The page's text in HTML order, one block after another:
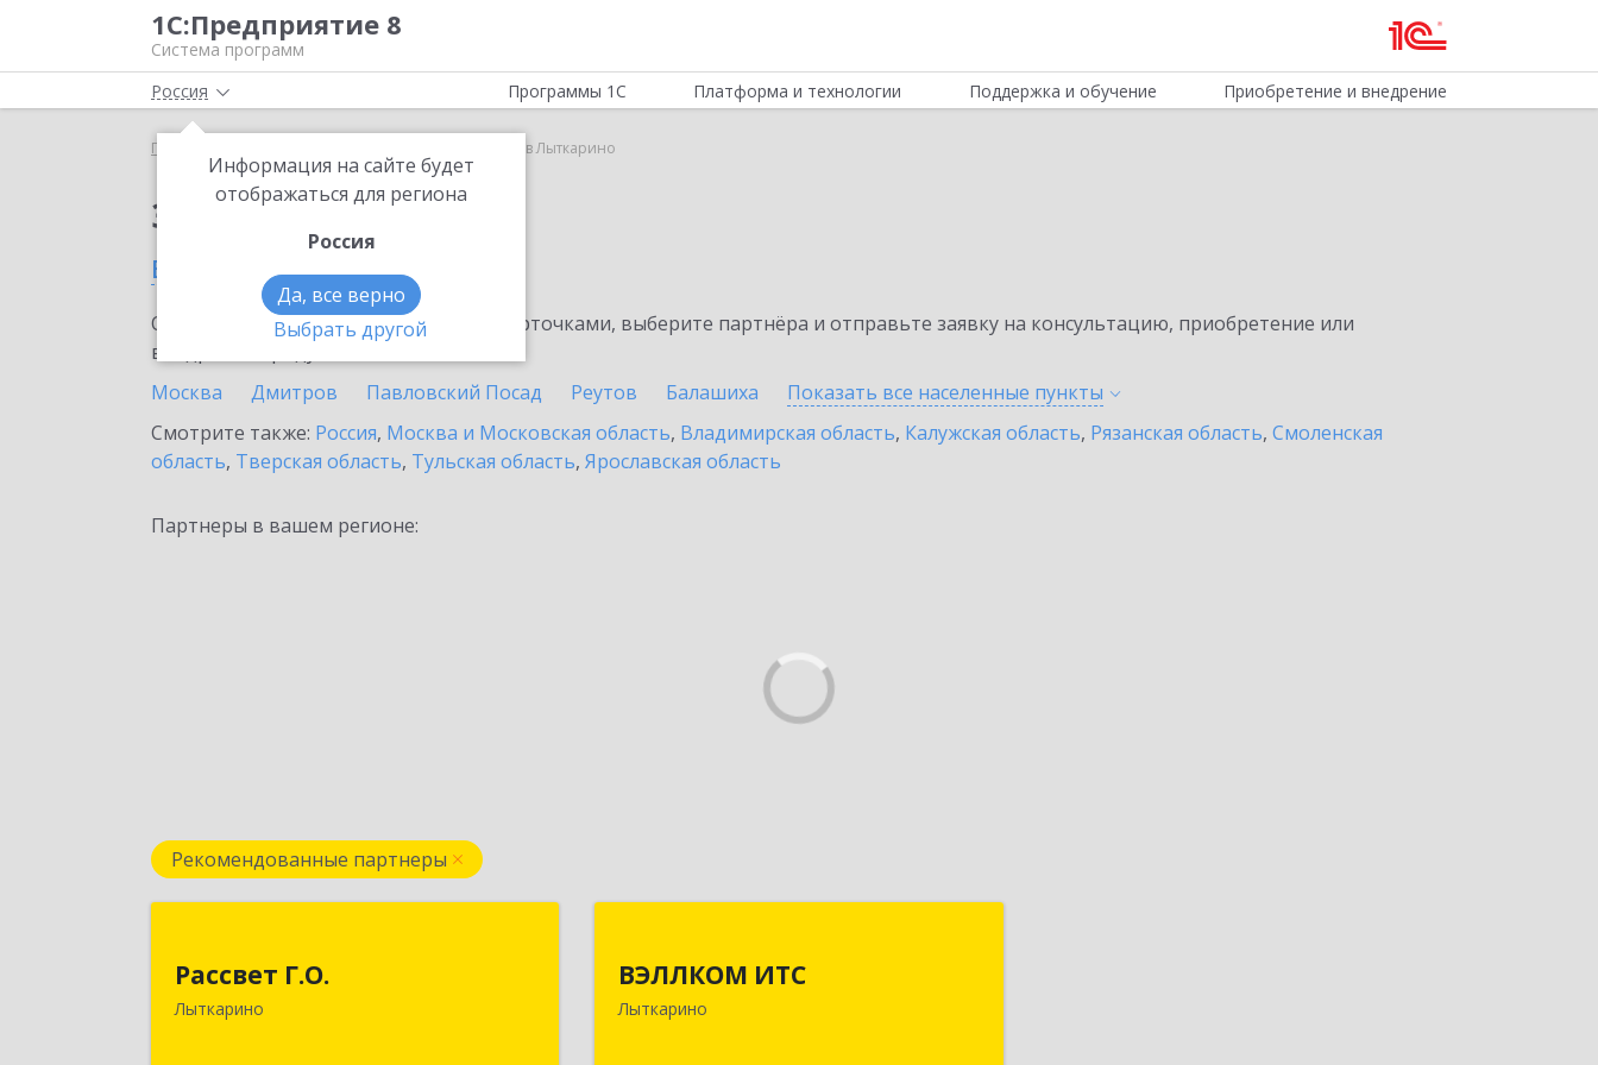
1С:Предприятие 8
Система программ
Россия
Информация на сайте будет
отображаться для региона
Россия
Да, все верно
Выбрать другой
Программы 1С Платформа и технологии Поддержка и обучение Приобретение и внедрение
Главная ИТС Техно в Лыткарино
Заказать ИТС Техно
в Лыткарино
Ознакомьтесь с информационными карточками, выберите партнёра и отправьте заявку на консультацию, приобретение или
внедрение продукта.
Москва
Дмитров Павловский Посад Реутов Балашиха Показать все населенные пункты
Смотрите также: Россия, Москва и Московская область, Владимирская область, Калужская область, Рязанская область, Смоленская
область, Тверская область, Тульская область, Ярославская область
Партнеры в вашем регионе:
Рекомендованные партнеры
Рассвет Г.О.
Лыткарино
ВЭЛЛКОМ ИТС
Лыткарино
г.о., Лыткарино г, Первомайская ул,